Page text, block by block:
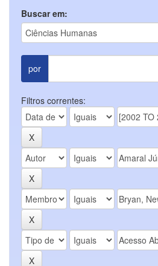
Buscar em:
por
Filtros correntes: